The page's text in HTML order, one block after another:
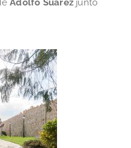
Adolfo Suárez junto